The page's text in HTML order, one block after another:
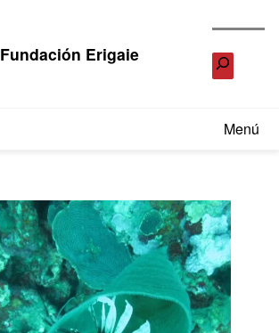
Fundación Erigaie
Menú